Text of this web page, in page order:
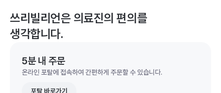
쓰리빌리언은 의료진의 편의를
생각합니다.
5분 내 주문
온라인 포탈에 접속하여 간편하게 주문할 수 있습니다.
포탈 바로가기